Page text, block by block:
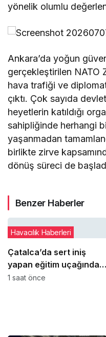
yönelik olumlu
Ankara’da yoğun
gerçekleştirilen NATO
hava trafiği ve
çıktı. Çok sayıda
heyetlerin katıldığı
sahipliğinde herhangi
yaşanmadan
birlikte zirve
dönüş süreci de
Benzer Haberler
Çatalca’da sert iniş
yapan eğitim uçağındaki
öğrenci pilot yaralandı
Havacılık Haberleri
1 saat önce